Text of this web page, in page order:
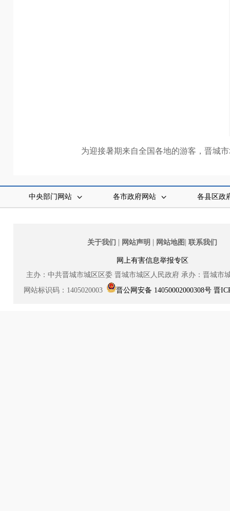
为迎接暑期来自全国各地的游客，晋城
中央部门网站 各市政府网站 各县区政
关于我们 | 网站声明 | 网站地图 | 联系我们
网上有害信息举报专区
主办：中共晋城市城区区委 晋城市城区人民政府 承办：晋城市
网站标识码：1405020003
晋公网安备 14050002000308号 晋